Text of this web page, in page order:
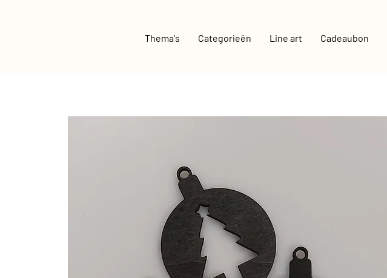
Thema's Categorieën Line art Cadeaubon